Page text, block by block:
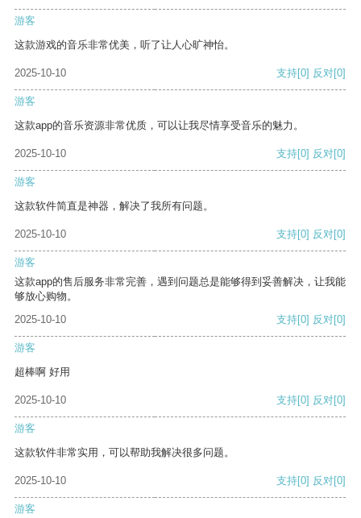
游客
这款游戏的音乐非常优美，听了让人心旷神怡。
2025-10-10 支持[0] 反对[0]
游客
这款app的音乐资源非常优质，可以让我尽情享受音乐的魅力。
2025-10-10 支持[0] 反对[0]
游客
这款软件简直是神器，解决了我所有问题。
2025-10-10 支持[0] 反对[0]
游客
这款app的售后服务非常完善，遇到问题总是能够得到妥善解决，让我能
够放心购物。
2025-10-10
支持[0] 反对[0]
游客
超棒啊 好用
2025-10-10 支持[0] 反对[0]
游客
这款软件非常实用，可以帮助我解决很多问题。
2025-10-10 支持[0] 反对[0]
游客